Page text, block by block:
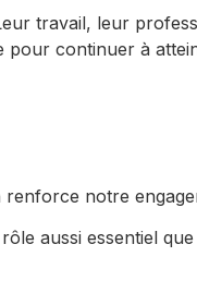
travail, leur
continuer à
renforce notre
aussi essentiel